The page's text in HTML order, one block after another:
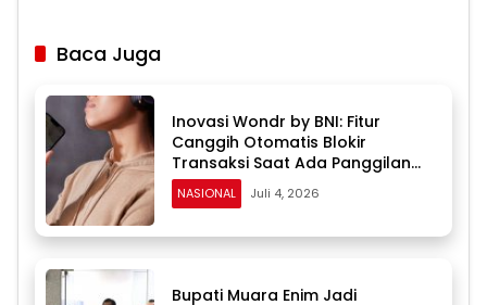
Baca Juga
Inovasi Wondr by BNI: Fitur
Canggih Otomatis Blokir
Transaksi Saat Ada Panggilan
Masuk
NASIONAL Juli 4, 2026
Bupati Muara Enim Jadi